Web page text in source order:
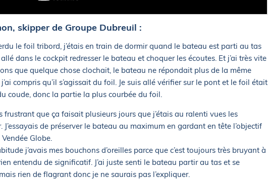
skipper de Groupe Dubreuil :
le foil tribord, j’étais en train de dormir quand le bateau est parti au tas
allé dans le cockpit redresser le bateau et choquer les écoutes. Et j’ai très vite
que quelque chose clochait, le bateau ne répondait plus de la même
compris qu’il s’agissait du foil. Je suis allé vérifier sur le pont et le foil était
coude, donc la partie la plus courbée du foil.
frustrant que ça faisait plusieurs jours que j’étais au ralenti vues les
J’essayais de préserver le bateau au maximum en gardant en tête l’objectif
Globe.
j’avais mes bouchons d’oreilles parce que c’est toujours très bruyant à
entendu de significatif. J’ai juste senti le bateau partir au tas et se
rien de flagrant donc je ne saurais pas l’expliquer.